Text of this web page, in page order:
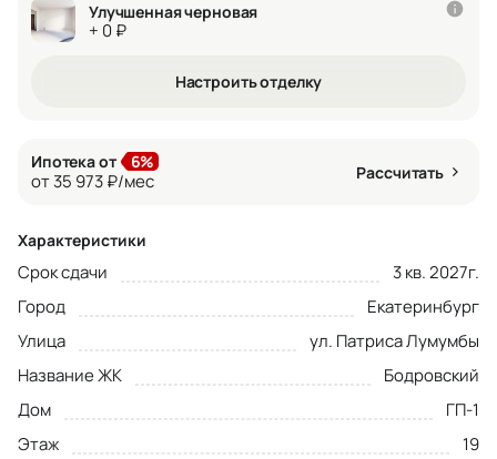
Улучшенная черновая
+ 0 ₽
Настроить отделку
Ипотека от 6%
от 35 973 ₽/мес Рассчитать
Характеристики
Срок сдачи
3 кв. 2027г.
Город
Екатеринбург
Улица
ул. Патриса Лумумбы
Название ЖК
Бодровский
Дом
ГП-1
Этаж
19